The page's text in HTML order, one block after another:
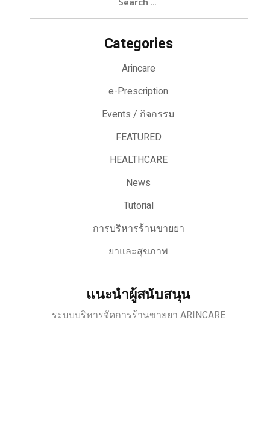
Categories
Arincare
e-Prescription
Events / กิจกรรม
FEATURED
HEALTHCARE
News
Tutorial
การบริหารร้านขายยา
ยาและสุขภาพ
แนะนำผู้สนับสนุน
ระบบบริหารจัดการร้านขายยา ARINCARE